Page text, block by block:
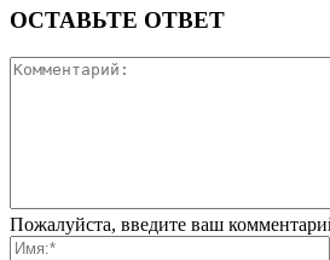
ОСТАВЬТЕ ОТВЕТ
Пожалуйста, введите ваш